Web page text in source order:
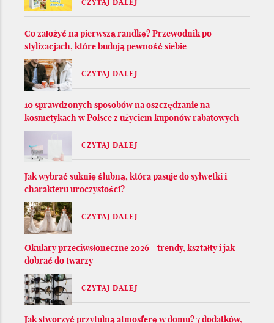
CZYTAJ DALEJ
Co założyć na pierwszą randkę? Przewodnik po
stylizacjach, które budują pewność siebie
CZYTAJ DALEJ
10 sprawdzonych sposobów na oszczędzanie na
kosmetykach w Polsce z użyciem kuponów rabatowych
CZYTAJ DALEJ
Jak wybrać suknię ślubną, która pasuje do sylwetki i
charakteru uroczystości?
CZYTAJ DALEJ
Okulary przeciwsłoneczne 2026 - trendy, kształty i jak
dobrać do twarzy
CZYTAJ DALEJ
Jak stworzyć przytulną atmosferę w domu? 7 dodatków,